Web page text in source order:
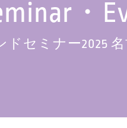
・
ドセミナー2025